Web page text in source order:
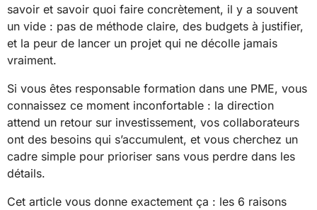
savoir et savoir quoi faire concrètement, il y a souvent
un vide : pas de méthode claire, des budgets à justifier,
et la peur de lancer un projet qui ne décolle jamais
vraiment.
Si vous êtes responsable formation dans une PME, vous
connaissez ce moment inconfortable : la direction
attend un retour sur investissement, vos collaborateurs
ont des besoins qui s’accumulent, et vous cherchez un
cadre simple pour prioriser sans vous perdre dans les
détails.
Cet article vous donne exactement ça : les 6 raisons